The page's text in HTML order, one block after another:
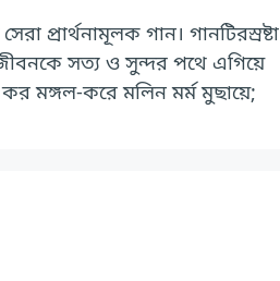
গান। গানটিরস্রষ্টা
সত্য ও সুন্দর পথে এগিয়ে
মঙ্গল-করে মলিন মর্ম মুছায়ে;